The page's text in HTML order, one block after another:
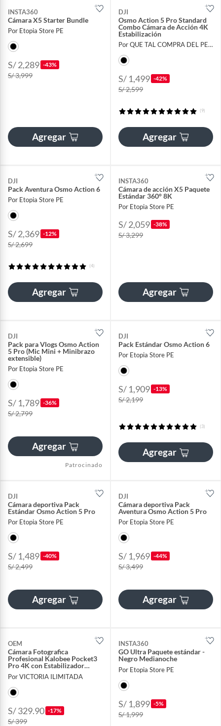
INSTA360
Cámara X5 Starter Bundle
Por Etopia Store PE
S/ 2,289 -43%
S/ 3,999
Agregar
DJI
Osmo Action 5 Pro Standard
Combo Cámara de Acción 4K
Estabilización
Por QUE TAL COMPRA DEL PERU
S/ 1,499 -42%
S/ 2,599
(9)
Agregar
DJI
Pack Aventura Osmo Action 6
Por Etopia Store PE
S/ 2,369 -12%
S/ 2,699
(4)
Agregar
INSTA360
Cámara de acción X5 Paquete
Estándar 360° 8K
Por Etopia Store PE
S/ 2,059 -38%
S/ 3,299
Agregar
DJI
Pack para Vlogs Osmo Action
5 Pro (Mic Mini + Minibrazo
extensible)
Por Etopia Store PE
S/ 1,789 -36%
S/ 2,799
Agregar
Patrocinado
DJI
Pack Estándar Osmo Action 6
Por Etopia Store PE
S/ 1,909 -13%
S/ 2,199
(3)
Agregar
DJI
Cámara deportiva Pack
Estándar Osmo Action 5 Pro
Por Etopia Store PE
S/ 1,489 -40%
S/ 2,499
Agregar
DJI
Cámara deportiva Pack
Aventura Osmo Action 5 Pro
Por Etopia Store PE
S/ 1,969 -44%
S/ 3,499
Agregar
OEM
Cámara Fotografica
Profesional Kalobee Pocket3
Pro 4K con Estabilizador
Inteligente para Streaming
Por VICTORIA ILIMITADA
S/ 329.90 -17%
S/ 399
INSTA360
GO Ultra Paquete estándar -
Negro Medianoche
Por Etopia Store PE
S/ 1,899 -5%
S/ 1,999